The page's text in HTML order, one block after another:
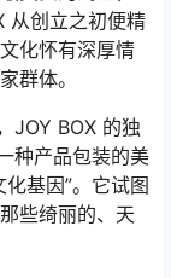
从创立之初便精
化怀有深厚情
群体。
JOY BOX 的独
种产品包装的美
基因”。它试图
些绮丽的、天